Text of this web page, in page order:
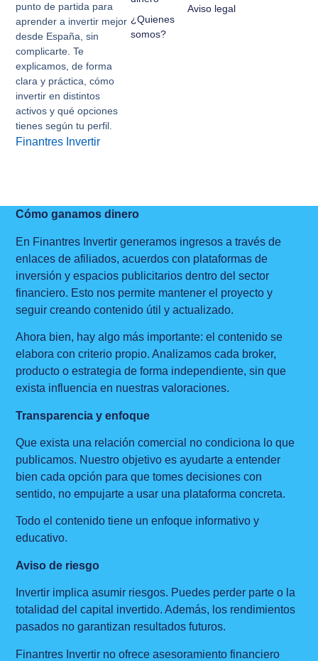
punto de partida para
aprender a invertir mejor
desde España, sin
complicarte. Te
explicamos, de forma
clara y práctica, cómo
invertir en distintos
activos y qué opciones
tienes según tu perfil.
Finantres Invertir
¿Quienes
somos?
Aviso legal
Cómo ganamos dinero
En Finantres Invertir generamos ingresos a través de
enlaces de afiliados, acuerdos con plataformas de
inversión y espacios publicitarios dentro del sector
financiero. Esto nos permite mantener el proyecto y
seguir creando contenido útil y actualizado.
Ahora bien, hay algo más importante: el contenido se
elabora con criterio propio. Analizamos cada broker,
producto o estrategia de forma independiente, sin que
exista influencia en nuestras valoraciones.
Transparencia y enfoque
Que exista una relación comercial no condiciona lo que
publicamos. Nuestro objetivo es ayudarte a entender
bien cada opción para que tomes decisiones con
sentido, no empujarte a usar una plataforma concreta.
Todo el contenido tiene un enfoque informativo y
educativo.
Aviso de riesgo
Invertir implica asumir riesgos. Puedes perder parte o la
totalidad del capital invertido. Además, los rendimientos
pasados no garantizan resultados futuros.
Finantres Invertir no ofrece asesoramiento financiero